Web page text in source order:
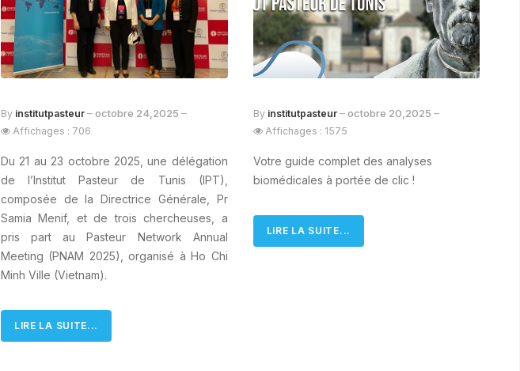
By institutpasteur octobre 24,2025
Affichages : 706
Du 21 au 23 octobre 2025, une délégation
de l’Institut Pasteur de Tunis (IPT),
composée de la Directrice Générale, Pr
Samia Menif, et de trois chercheuses, a
pris part au Pasteur Network Annual
Meeting (PNAM 2025), organisé à Ho Chi
Minh Ville (Vietnam).
LIRE LA SUITE...
By institutpasteur octobre 20,2025
Affichages : 1575
Votre guide complet des analyses
biomédicales à portée de clic !
LIRE LA SUITE...